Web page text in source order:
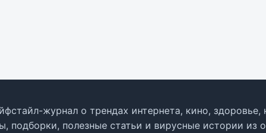
журнал о трендах интернета, кино,
подборки, полезные статьи и вирусные истории из